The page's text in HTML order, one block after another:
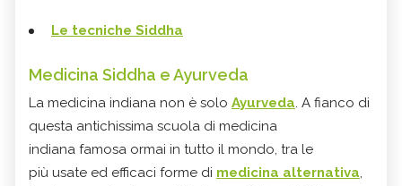
Le tecniche Siddha
Medicina Siddha e Ayurveda
La medicina indiana non è solo Ayurveda. A fianco di
questa antichissima scuola di medicina
indiana famosa ormai in tutto il mondo, tra le
più usate ed efficaci forme di medicina alternativa,